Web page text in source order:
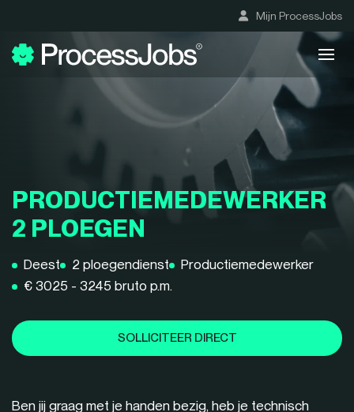
Mijn ProcessJobs
PRODUCTIEMEDEWERKER
2 PLOEGEN
Deest 2 ploegendienst
Productiemedewerker
€ 3025 - 3245 bruto p.m.
SOLLICITEER DIRECT
Ben jij graag met je handen bezig, heb je technisch